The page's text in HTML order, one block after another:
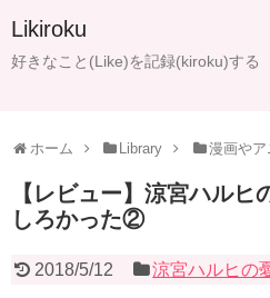
Likiroku
好きなこと(Like)を記録(kiroku)する
ホーム Library 漫画やア
【レビュー】涼宮ハルヒ
しろかった②
2018/5/12 涼宮ハルヒの